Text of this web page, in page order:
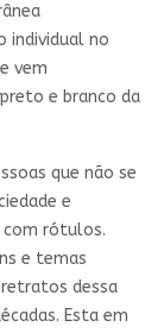
individual no
vem
e branco da
que não se
e
com rótulos.
e temas
retratos dessa
Esta em